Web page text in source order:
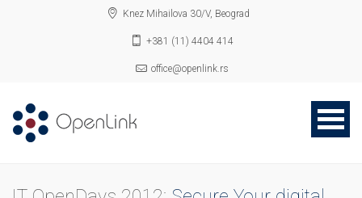
Knez Mihailova 30/V, Beograd
+381 (11) 4404 414
office@openlink.rs